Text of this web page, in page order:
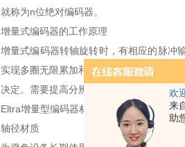
欢
来
助
就称为n位绝对编码器。
增量式编码器的工作原理
增量式编码器转轴旋转时，有相应的脉冲
实现多圈无限累加和测量。还可以把每转
决定。需要提高分辨率时，可利用 90 度
Eltra增量型编码器材质选用标准:
轴径材质